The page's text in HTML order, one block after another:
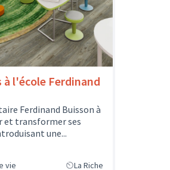
à l'école Ferdinand
Ferdinand Buisson à
et transformer ses
une...
vie La Riche